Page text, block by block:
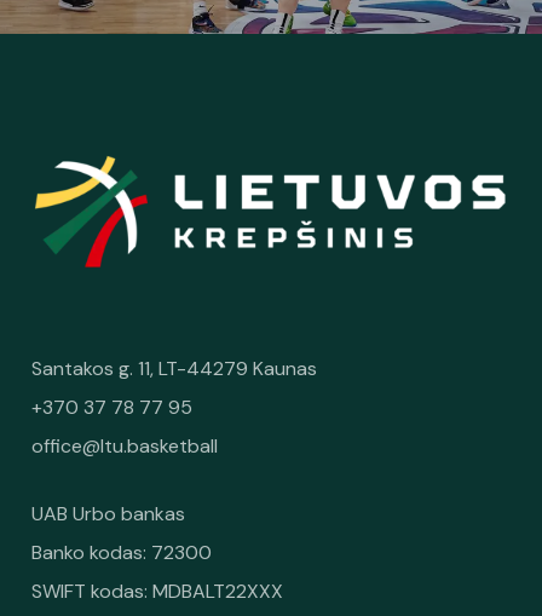
Santakos g. 11, LT-44279 Kaunas
+370 37 78 77 95
office@ltu.basketball
UAB Urbo bankas
Banko kodas: 72300
SWIFT kodas: MDBALT22XXX